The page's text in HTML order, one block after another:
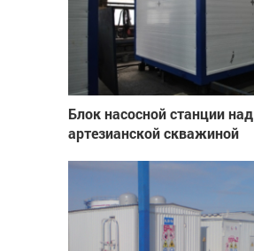
Блок насосной станции над
артезианской скважиной